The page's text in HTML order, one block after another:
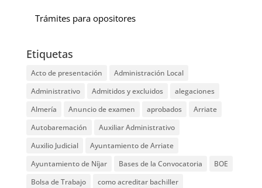
Trámites para opositores
Etiquetas
Acto de presentación
Administración Local
Administrativo
Admitidos y excluidos
alegaciones
Almería
Anuncio de examen aprobados
Arriate
Autobaremación
Auxiliar Administrativo
Auxilio Judicial
Ayuntamiento de Arriate
Ayuntamiento de Níjar
Bases de la Convocatoria
BOE
Bolsa de Trabajo
como acreditar bachiller